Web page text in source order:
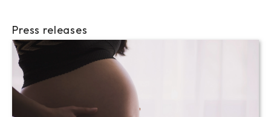
Press releases